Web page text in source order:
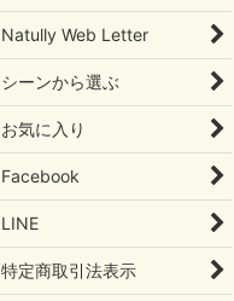
Natully Web Letter
シーンから選ぶ
お気に入り
Facebook
LINE
特定商取引法表示